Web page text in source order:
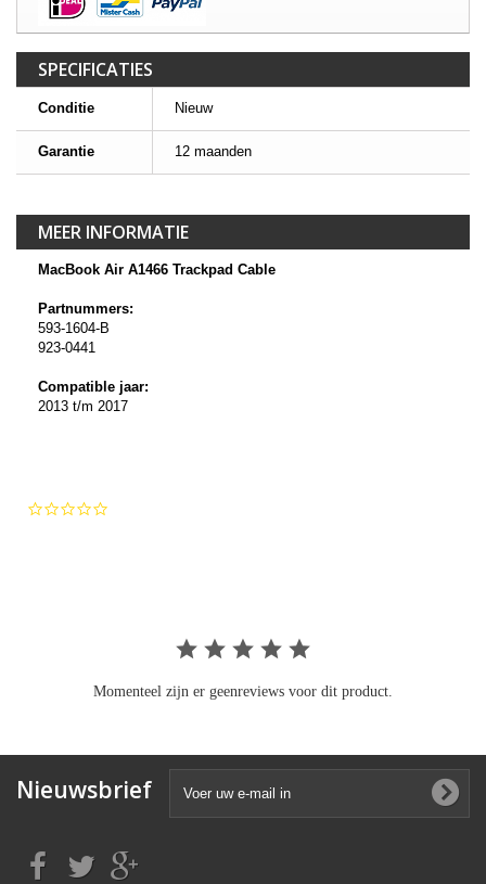
SPECIFICATIES
Conditie Nieuw
Garantie 12 maanden
MEER INFORMATIE
MacBook Air A1466 Trackpad Cable
Partnummers:
593-1604-B
923-0441
Compatible jaar:
2013 t/m 2017
Momenteel zijn er geenreviews voor dit product.
Nieuwsbrief